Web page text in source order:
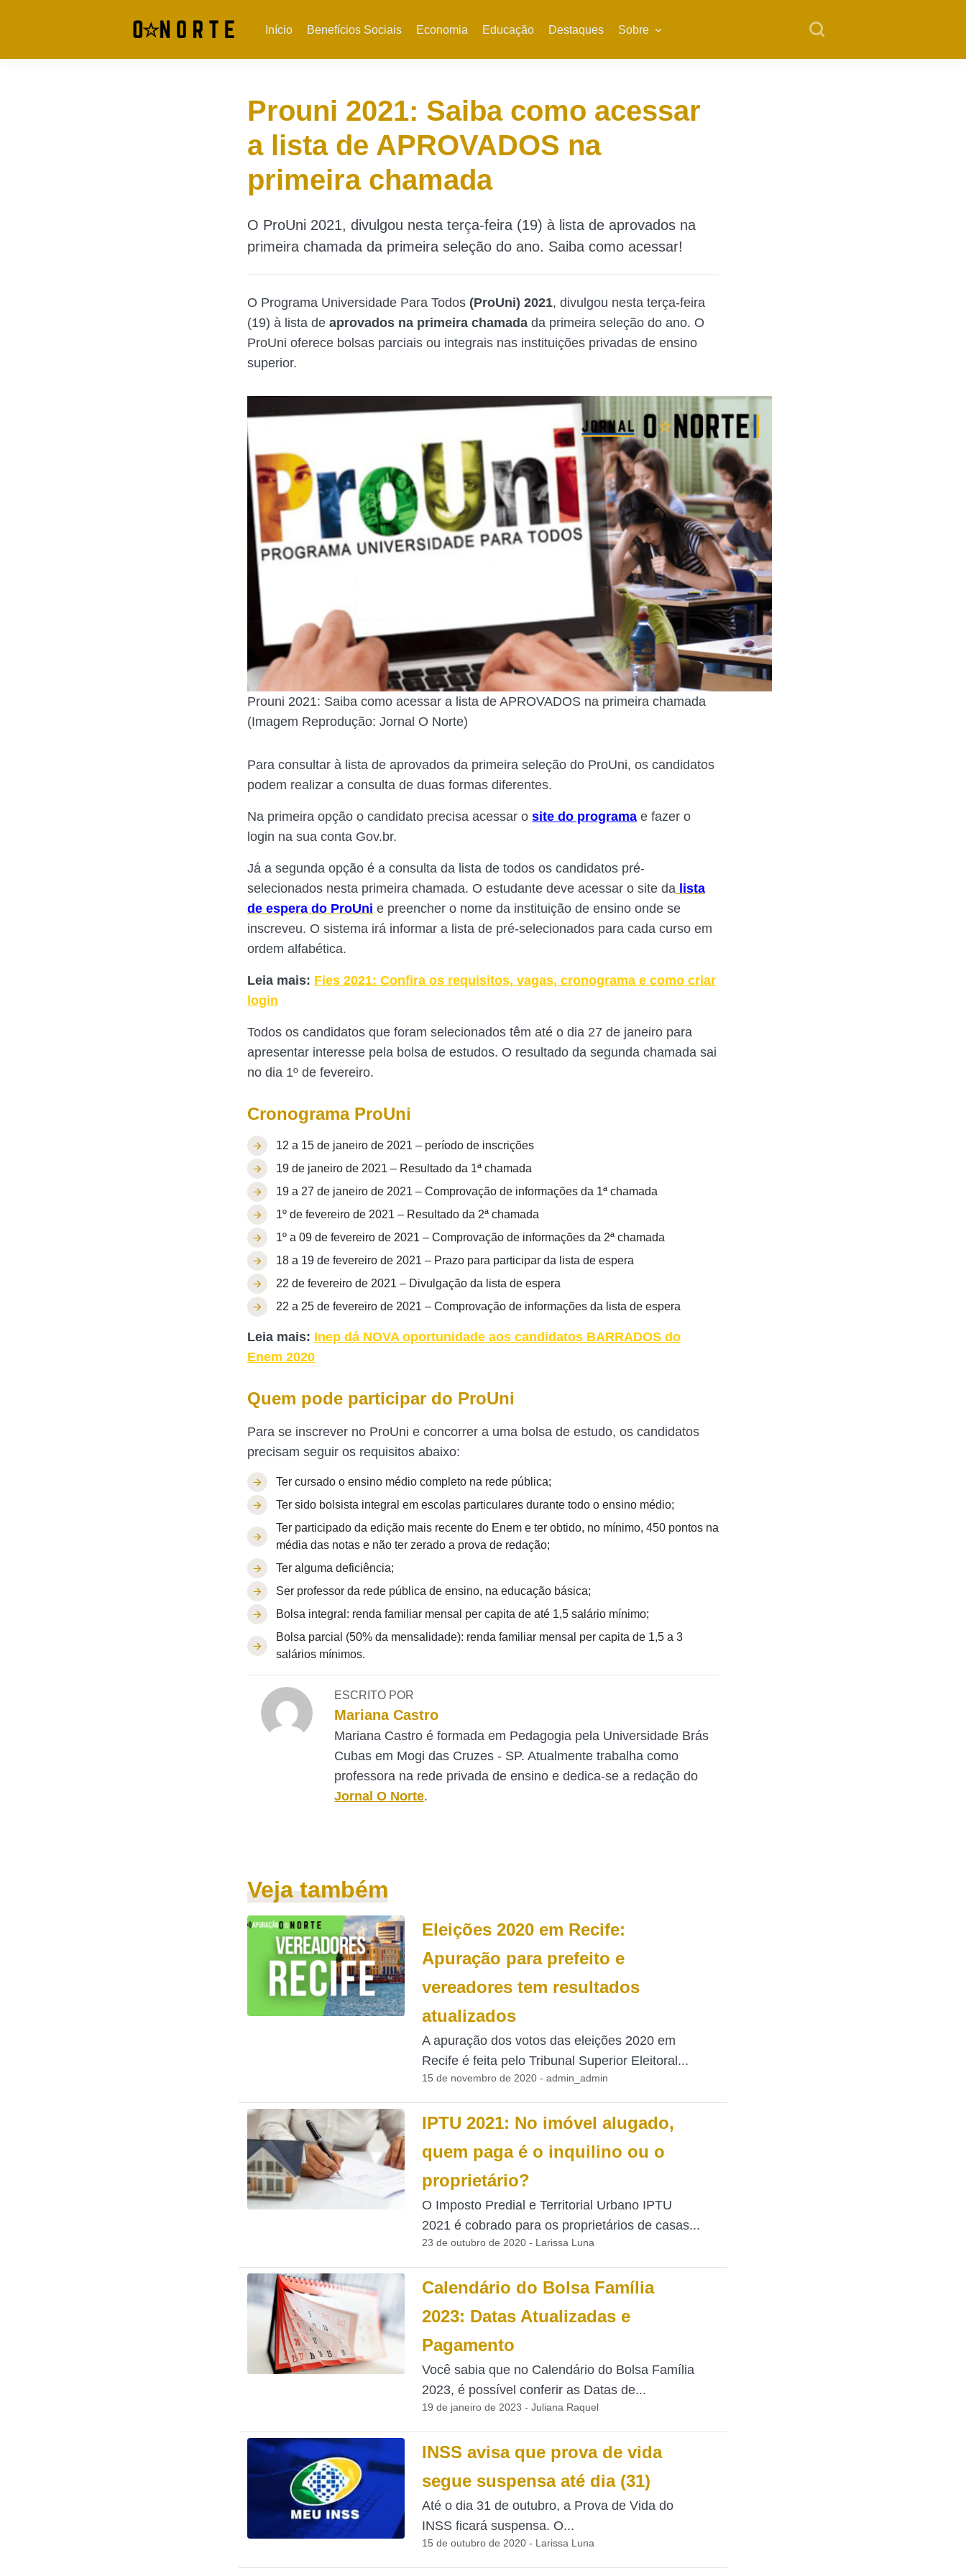
Início Benefícios Sociais Economia Educação Destaques Sobre
Prouni 2021: Saiba como acessar
a lista de APROVADOS na
primeira chamada
O ProUni 2021, divulgou nesta terça-feira (19) à lista de aprovados na
primeira chamada da primeira seleção do ano. Saiba como acessar!
O Programa Universidade Para Todos (ProUni) 2021, divulgou nesta terça-feira
(19) à lista de aprovados na primeira chamada da primeira seleção do ano. O
ProUni oferece bolsas parciais ou integrais nas instituições privadas de ensino
superior.
Prouni 2021: Saiba como acessar a lista de APROVADOS na primeira chamada
(Imagem Reprodução: Jornal O Norte)
Para consultar à lista de aprovados da primeira seleção do ProUni, os candidatos
podem realizar a consulta de duas formas diferentes.
Na primeira opção o candidato precisa acessar o site do programa e fazer o
login na sua conta Gov.br.
Já a segunda opção é a consulta da lista de todos os candidatos pré-
selecionados nesta primeira chamada. O estudante deve acessar o site da lista
de espera do ProUni e preencher o nome da instituição de ensino onde se
inscreveu. O sistema irá informar a lista de pré-selecionados para cada curso em
ordem alfabética.
Leia mais: Fies 2021: Confira os requisitos, vagas, cronograma e como criar
login
Todos os candidatos que foram selecionados têm até o dia 27 de janeiro para
apresentar interesse pela bolsa de estudos. O resultado da segunda chamada sai
no dia 1º de fevereiro.
Cronograma ProUni
12 a 15 de janeiro de 2021 – período de inscrições
19 de janeiro de 2021 – Resultado da 1ª chamada
19 a 27 de janeiro de 2021 – Comprovação de informações da 1ª chamada
1º de fevereiro de 2021 – Resultado da 2ª chamada
1º a 09 de fevereiro de 2021 – Comprovação de informações da 2ª chamada
18 a 19 de fevereiro de 2021 – Prazo para participar da lista de espera
22 de fevereiro de 2021 – Divulgação da lista de espera
22 a 25 de fevereiro de 2021 – Comprovação de informações da lista de espera
Leia mais: Inep dá NOVA oportunidade aos candidatos BARRADOS do
Enem 2020
Quem pode participar do ProUni
Para se inscrever no ProUni e concorrer a uma bolsa de estudo, os candidatos
precisam seguir os requisitos abaixo:
Ter cursado o ensino médio completo na rede pública;
Ter sido bolsista integral em escolas particulares durante todo o ensino médio;
Ter participado da edição mais recente do Enem e ter obtido, no mínimo, 450 pontos na
média das notas e não ter zerado a prova de redação;
Ter alguma deficiência;
Ser professor da rede pública de ensino, na educação básica;
Bolsa integral: renda familiar mensal per capita de até 1,5 salário mínimo;
Bolsa parcial (50% da mensalidade): renda familiar mensal per capita de 1,5 a 3
salários mínimos.
ESCRITO POR
Mariana Castro
Mariana Castro é formada em Pedagogia pela Universidade Brás
Cubas em Mogi das Cruzes - SP. Atualmente trabalha como
professora na rede privada de ensino e dedica-se a redação do
Jornal O Norte.
Veja também
Eleições 2020 em Recife:
Apuração para prefeito e
vereadores tem resultados
atualizados
A apuração dos votos das eleições 2020 em
Recife é feita pelo Tribunal Superior Eleitoral...
15 de novembro de 2020 - admin_admin
IPTU 2021: No imóvel alugado,
quem paga é o inquilino ou o
proprietário?
O Imposto Predial e Territorial Urbano IPTU
2021 é cobrado para os proprietários de casas...
23 de outubro de 2020 - Larissa Luna
Calendário do Bolsa Família
2023: Datas Atualizadas e
Pagamento
Você sabia que no Calendário do Bolsa Família
2023, é possível conferir as Datas de...
19 de janeiro de 2023 - Juliana Raquel
INSS avisa que prova de vida
segue suspensa até dia (31)
Até o dia 31 de outubro, a Prova de Vida do
INSS ficará suspensa. O...
15 de outubro de 2020 - Larissa Luna